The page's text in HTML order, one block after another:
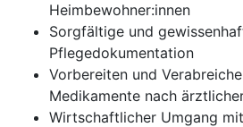
Heimbewohner:innen
Sorgfältige und
Pflegedokumentation
Vorbereiten und
Medikamente nach
Wirtschaftlicher Umgang